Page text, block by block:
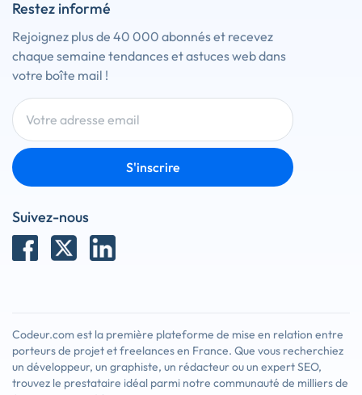
Restez informé
Rejoignez plus de 40 000 abonnés et recevez
chaque semaine tendances et astuces web dans
votre boîte mail !
S'inscrire
Suivez-nous
Codeur.com est la première plateforme de mise en relation entre
porteurs de projet et freelances en France. Que vous recherchiez
un développeur, un graphiste, un rédacteur ou un expert SEO,
trouvez le prestataire idéal parmi notre communauté de milliers de